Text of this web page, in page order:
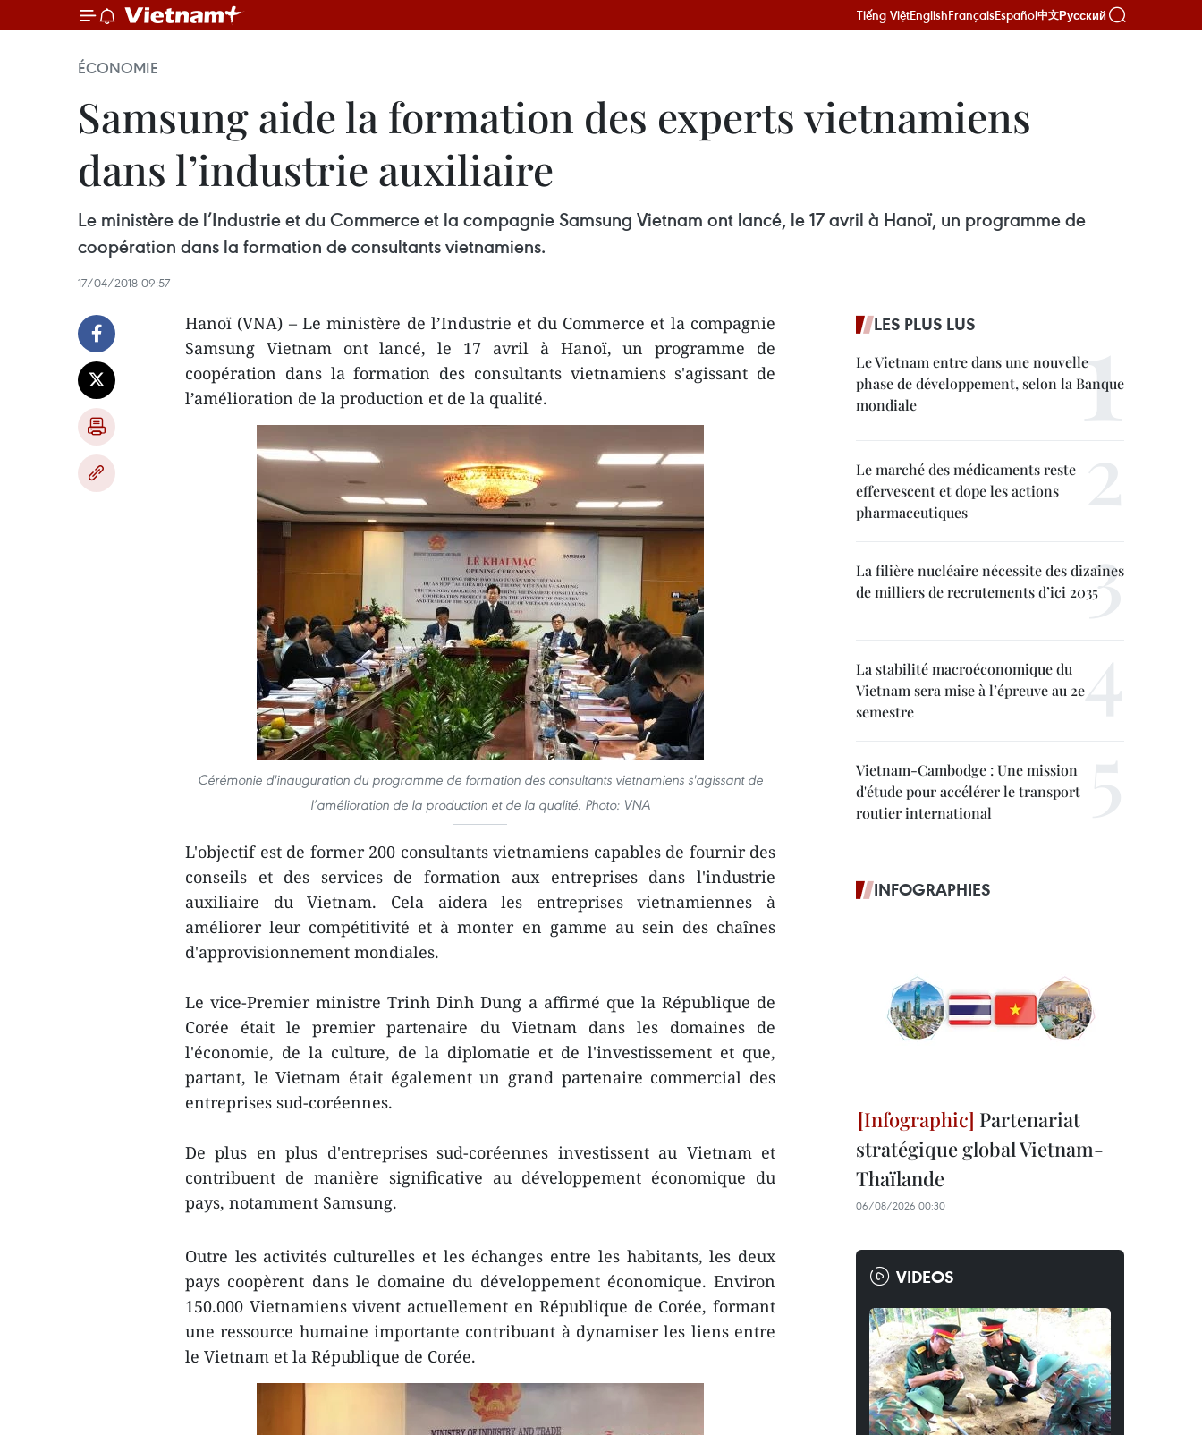
Tiếng ViệtEnglishFrançaisEspañol中文Русский
ÉCONOMIE
Samsung aide la formation des experts vietnamiens
dans l’industrie auxiliaire
Le ministère de l’Industrie et du Commerce et la compagnie Samsung Vietnam ont lancé, le 17 avril à Hanoï, un programme de
coopération dans la formation de consultants vietnamiens.
17/04/2018 09:57
Hanoï (VNA) – Le ministère de l’Industrie et du Commerce et la compagnie
Samsung Vietnam ont lancé, le 17 avril à Hanoï, un programme de
coopération dans la formation des consultants vietnamiens s'agissant de
l’amélioration de la production et de la qualité.
Cérémonie d'inauguration du programme de formation des consultants vietnamiens s'agissant de
l’amélioration de la production et de la qualité. Photo: VNA
L'objectif est de former 200 consultants vietnamiens capables de fournir des
conseils et des services de formation aux entreprises dans l'industrie
auxiliaire du Vietnam. Cela aidera les entreprises vietnamiennes à
améliorer leur compétitivité et à monter en gamme au sein des chaînes
d'approvisionnement mondiales.
Le vice-Premier ministre Trinh Dinh Dung a affirmé que la République de
Corée était le premier partenaire du Vietnam dans les domaines de
l'économie, de la culture, de la diplomatie et de l'investissement et que,
partant, le Vietnam était également un grand partenaire commercial des
entreprises sud-coréennes.
De plus en plus d'entreprises sud-coréennes investissent au Vietnam et
contribuent de manière significative au développement économique du
pays, notamment Samsung.
Outre les activités culturelles et les échanges entre les habitants, les deux
pays coopèrent dans le domaine du développement économique. Environ
150.000 Vietnamiens vivent actuellement en République de Corée, formant
une ressource humaine importante contribuant à dynamiser les liens entre
le Vietnam et la République de Corée.
LES PLUS LUS
Le Vietnam entre dans une nouvelle
phase de développement, selon la Banque
mondiale
Le marché des médicaments reste
effervescent et dope les actions
pharmaceutiques
La filière nucléaire nécessite des dizaines
de milliers de recrutements d’ici 2035
La stabilité macroéconomique du
Vietnam sera mise à l’épreuve au 2e
semestre
Vietnam-Cambodge : Une mission
d'étude pour accélérer le transport
routier international
INFOGRAPHIES
Partenariat
stratégique global Vietnam-
Thaïlande
06/08/2026 00:30
VIDEOS